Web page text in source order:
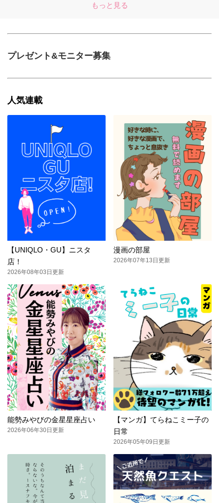
もっと見る
プレゼント&モニター募集
人気連載
【UNIQLO・GU】ニスタ
店！
2026年08年03日更新
漫画の部屋
2026年07年13日更新
能勢みやびの金星星座占い
2026年06年30日更新
【マンガ】てらねこミー子の
日常
2026年05年09日更新